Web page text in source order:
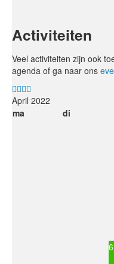
Activiteiten
Veel activiteiten zijn ook
agenda of ga naar ons
April 2022
ma
di
6